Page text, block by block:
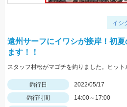
イシ
遠州サーフにイワシが接岸！初
ます！！
釣行日
2022/05/17
釣行時間
14:00～17:00